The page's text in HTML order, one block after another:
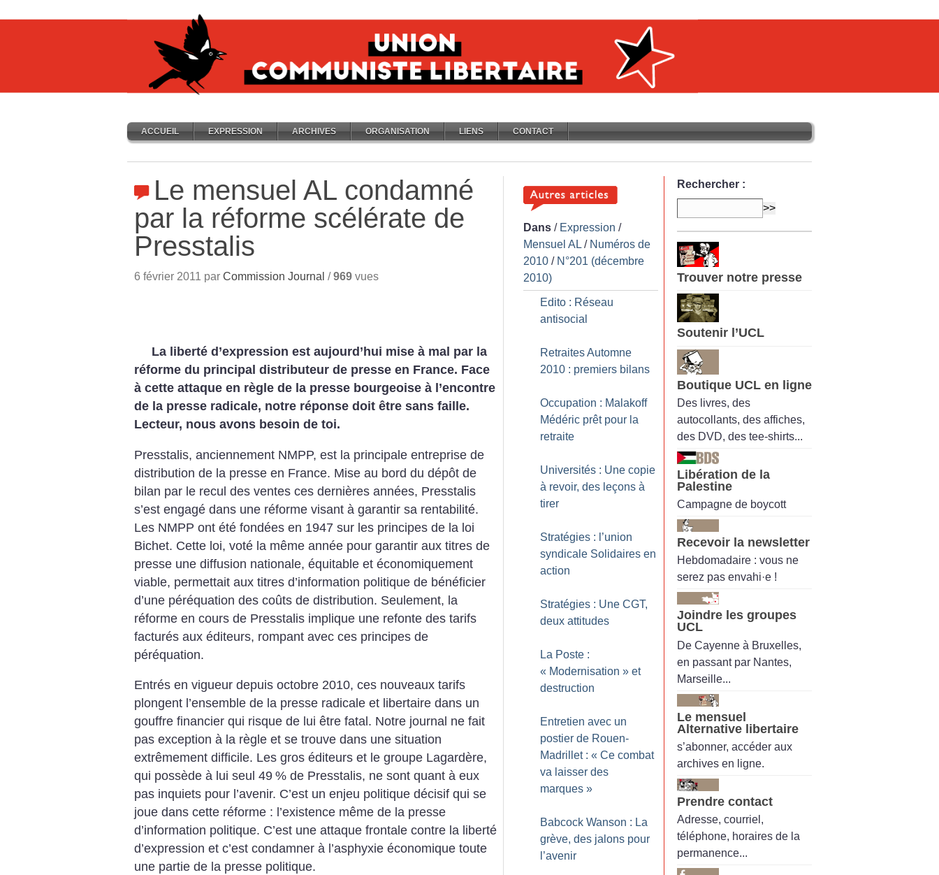
ACCUEIL EXPRESSION ARCHIVES ORGANISATION LIENS CONTACT
Le mensuel AL condamné
par la réforme scélérate de
Presstalis
6 février 2011 par Commission Journal /969 vues
La liberté d’expression est aujourd’hui mise à mal par la
réforme du principal distributeur de presse en France. Face
à cette attaque en règle de la presse bourgeoise à l’encontre
de la presse radicale, notre réponse doit être sans faille.
Lecteur, nous avons besoin de toi.
Presstalis, anciennement NMPP, est la principale entreprise de
distribution de la presse en France. Mise au bord du dépôt de
bilan par le recul des ventes ces dernières années, Presstalis
s’est engagé dans une réforme visant à garantir sa rentabilité.
Les NMPP ont été fondées en 1947 sur les principes de la loi
Bichet. Cette loi, voté la même année pour garantir aux titres de
presse une diffusion nationale, équitable et économiquement
viable, permettait aux titres d’information politique de bénéficier
d’une péréquation des coûts de distribution. Seulement, la
réforme en cours de Presstalis implique une refonte des tarifs
facturés aux éditeurs, rompant avec ces principes de
péréquation.
Entrés en vigueur depuis octobre 2010, ces nouveaux tarifs
plongent l’ensemble de la presse radicale et libertaire dans un
gouffre financier qui risque de lui être fatal. Notre journal ne fait
pas exception à la règle et se trouve dans une situation
extrêmement difficile. Les gros éditeurs et le groupe Lagardère,
qui possède à lui seul 49 % de Presstalis, ne sont quant à eux
pas inquiets pour l’avenir. C’est un enjeu politique décisif qui se
joue dans cette réforme : l’existence même de la presse
d’information politique. C’est une attaque frontale contre la liberté
d’expression et c’est condamner à l’asphyxie économique toute
une partie de la presse politique.
Dans / Expression /
Mensuel AL / Numéros de
2010 / N°201 (décembre
2010)
Edito : Réseau
antisocial
Retraites Automne
2010 : premiers bilans
Occupation : Malakoff
Médéric prêt pour la
retraite
Universités : Une copie
à revoir, des leçons à
tirer
Stratégies : l’union
syndicale Solidaires en
action
Stratégies : Une CGT,
deux attitudes
La Poste :
« Modernisation » et
destruction
Entretien avec un
postier de Rouen-
Madrillet : « Ce combat
va laisser des
marques »
Babcock Wanson : La
grève, des jalons pour
l’avenir
Rechercher :
Trouver notre presse
Soutenir l’UCL
Boutique UCL en ligne
Des livres, des
autocollants, des affiches,
des DVD, des tee-shirts...
Libération de la
Palestine
Campagne de boycott
Recevoir la newsletter
Hebdomadaire : vous ne
serez pas envahi·e !
Joindre les groupes
UCL
De Cayenne à Bruxelles,
en passant par Nantes,
Marseille...
Le mensuel
Alternative libertaire
s’abonner, accéder aux
archives en ligne.
Prendre contact
Adresse, courriel,
téléphone, horaires de la
permanence...